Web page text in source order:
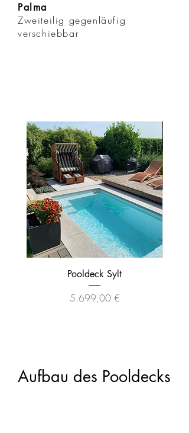
Palma
Zweiteilig gegenläufig
verschiebbar
Pooldeck Sylt
Preis
5.699,00 €
Aufbau des Pooldecks